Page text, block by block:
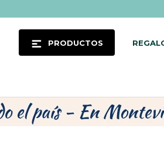
PRODUCTOS